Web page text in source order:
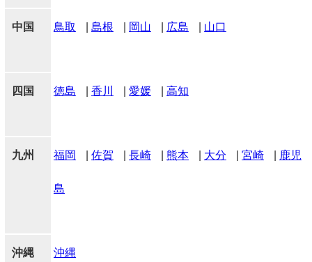
中国 鳥取 島根 岡山 広島 山口
四国 徳島 香川 愛媛 高知
九州 福岡 佐賀 長崎 熊本 大分 宮崎 鹿児
島
沖縄 沖縄